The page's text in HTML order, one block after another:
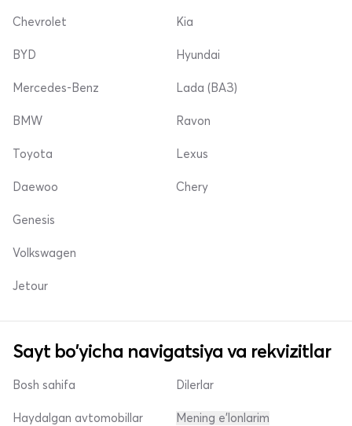
Chevrolet
BYD
Mercedes-Benz
Kia
Hyundai
Lada (ВАЗ)
BMW
Toyota
Daewoo
Ravon
Lexus
Chery
Genesis
Volkswagen
Jetour
Sayt bo'yicha navigatsiya va rekvizitlar
Bosh sahifa
Haydalgan avtomobillar
Dilerlar
Mening e'lonlarim